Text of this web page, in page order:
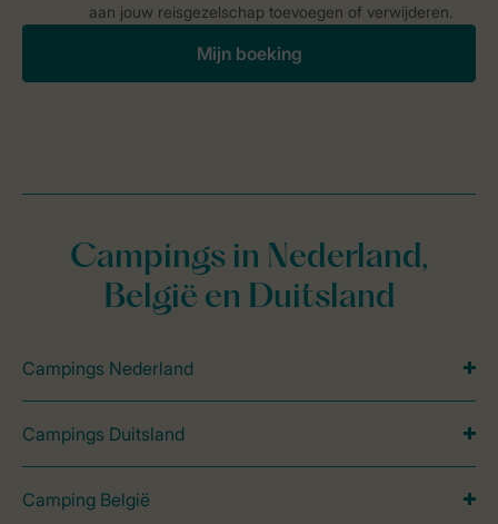
aan jouw reisgezelschap toevoegen of verwijderen.
Mijn boeking
Campings in Nederland,
België en Duitsland
Campings Nederland
Campings Duitsland
Camping België